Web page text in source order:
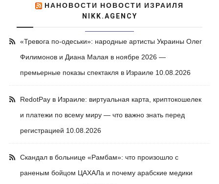
НАНОВОСТИ НОВОСТИ ИЗРАИЛЯ
NIKK.AGENCY
«Тревога по-одеськи»: народные артисты Украины Олег
Филимонов и Диана Малая в ноябре 2026 —
премьерные показы спектакля в Израиле 10.08.2026
RedotPay в Израиле: виртуальная карта, криптокошелек
и платежи по всему миру — что важно знать перед
регистрацией 10.08.2026
Скандал в больнице «Рамбам»: что произошло с
раненым бойцом ЦАХАЛа и почему арабские медики